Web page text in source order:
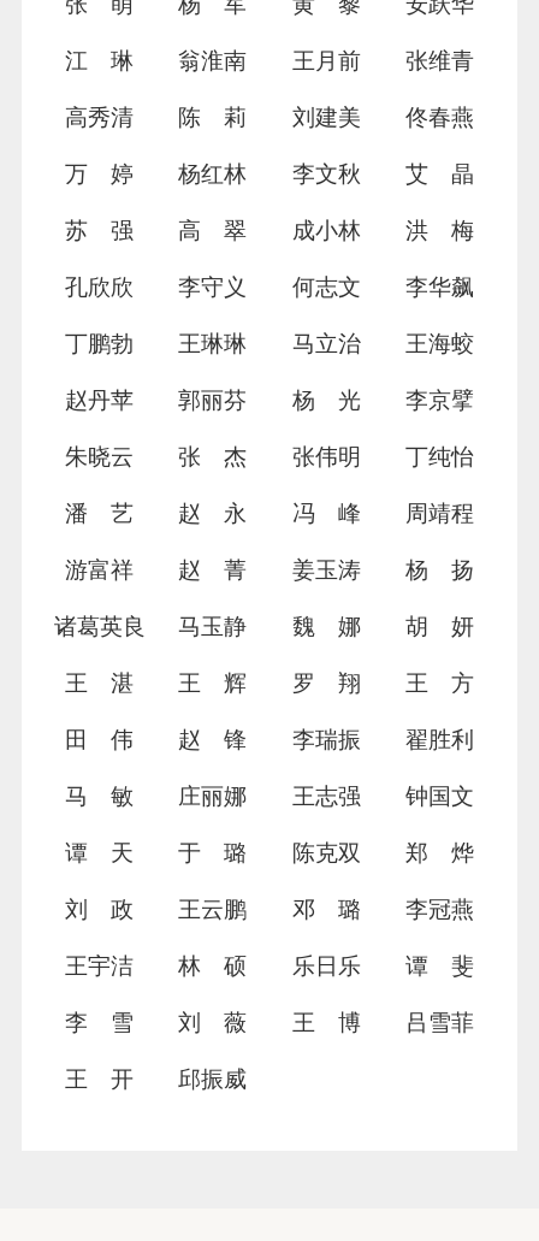
江 琳 翁淮南 王月前 张维青
高秀清 陈 莉 刘建美 佟春燕
万 婷 杨红林 李文秋 艾 晶
苏 强 高 翠 成小林 洪 梅
孔欣欣 李守义 何志文 李华飙
丁鹏勃 王琳琳 马立治 王海蛟
赵丹苹 郭丽芬 杨 光 李京擘
朱晓云 张 杰 张伟明 丁纯怡
潘 艺 赵 永 冯 峰 周靖程
游富祥 赵 菁 姜玉涛 杨 扬
诸葛英良 马玉静 魏 娜 胡 妍
王 湛 王 辉 罗 翔 王 方
田 伟 赵 锋 李瑞振 翟胜利
马 敏 庄丽娜 王志强 钟国文
谭 天 于 璐 陈克双 郑 烨
刘 政 王云鹏 邓 璐 李冠燕
王宇洁 林 硕 乐日乐 谭 斐
李 雪 刘 薇 王 博 吕雪菲
王 开 邱振威